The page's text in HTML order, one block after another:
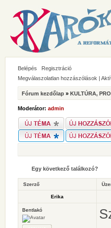
Belépés
Regisztráció
Megválaszolatlan hozzászólások |
Fórum kezdőlap » KULTÚRA,
Moderátor: admin
Egy következő találkozó?
Szerző
Erika
Bentlakó